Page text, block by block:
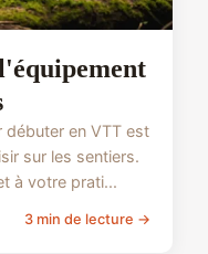
débuter en VTT est
sur les sentiers.
à votre prati...
3 min de lecture →